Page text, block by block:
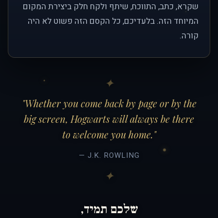
שקרא, כתב, התווכח, שיתף ולקח חלק ביצירת המקום
המיוחד הזה. בלעדיכם, כל הקסם הזה פשוט לא היה
קורה.
"Whether you come back by page or by the
big screen, Hogwarts will always be there
to welcome you home."
— J.K. ROWLING
שלכם תמיד,